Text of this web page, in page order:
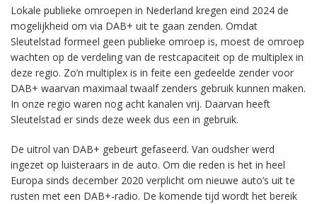
Lokale publieke omroepen in Nederland kregen eind 2024 de
mogelijkheid om via DAB+ uit te gaan zenden. Omdat
Sleutelstad formeel geen publieke omroep is, moest de omroep
wachten op de verdeling van de restcapaciteit op de multiplex in
deze regio. Zo’n multiplex is in feite een gedeelde zender voor
DAB+ waarvan maximaal twaalf zenders gebruik kunnen maken.
In onze regio waren nog acht kanalen vrij. Daarvan heeft
Sleutelstad er sinds deze week dus een in gebruik.
De uitrol van DAB+ gebeurt gefaseerd. Van oudsher werd
ingezet op luisteraars in de auto. Om die reden is het in heel
Europa sinds december 2020 verplicht om nieuwe auto’s uit te
rusten met een DAB+-radio. De komende tijd wordt het bereik